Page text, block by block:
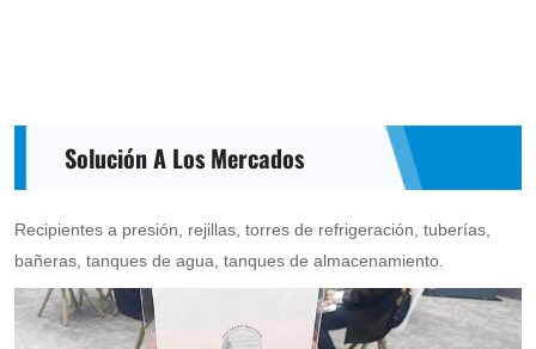
Solución A Los Mercados
Recipientes a presión, rejillas, torres de refrigeración, tuberías,
bañeras, tanques de agua, tanques de almacenamiento.